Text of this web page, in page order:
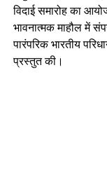
विदाई समारोह का
भावनात्मक माहौल में
पारंपरिक भारतीय
प्रस्तुत की।